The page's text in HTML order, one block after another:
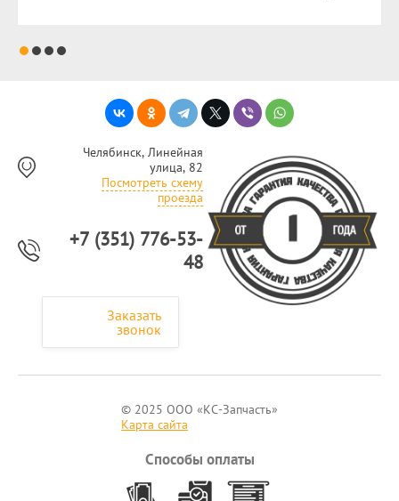
Челябинск, Линейная
улица, 82
Посмотреть схему
проезда
+7 (351) 776-53-
48
Заказать
звонок
© 2025 ООО «КС-Запчасть»
Карта сайта
Способы оплаты